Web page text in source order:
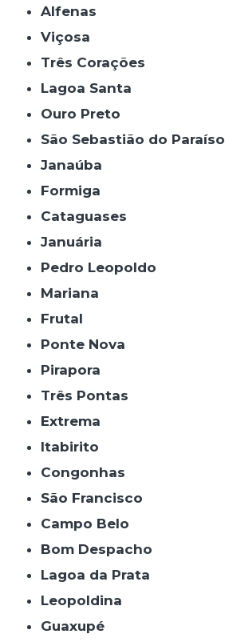
Alfenas
Viçosa
Três Corações
Lagoa Santa
Ouro Preto
São Sebastião do Paraíso
Janaúba
Formiga
Cataguases
Januária
Pedro Leopoldo
Mariana
Frutal
Ponte Nova
Pirapora
Três Pontas
Extrema
Itabirito
Congonhas
São Francisco
Campo Belo
Bom Despacho
Lagoa da Prata
Leopoldina
Guaxupé